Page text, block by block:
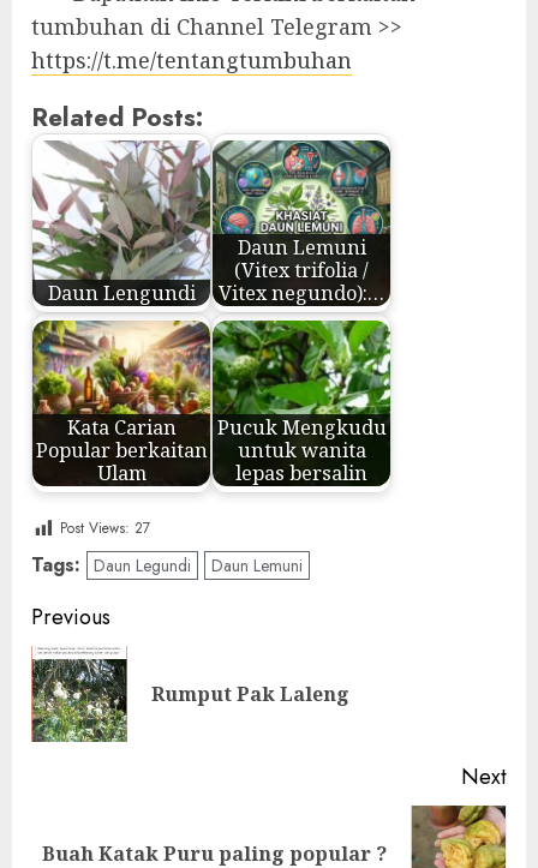
tumbuhan di Channel Telegram >>
https://t.me/tentangtumbuhan
Related Posts:
Daun Lengundi
Daun Lemuni
(Vitex trifolia /
Vitex negundo):…
Kata Carian
Popular berkaitan
Ulam
Pucuk Mengkudu
untuk wanita
lepas bersalin
Post Views: 27
Tags: Daun Legundi Daun Lemuni
Post
navigation
Previous
Rumput Pak Laleng
Next
Next
Buah Katak Puru paling popular ?